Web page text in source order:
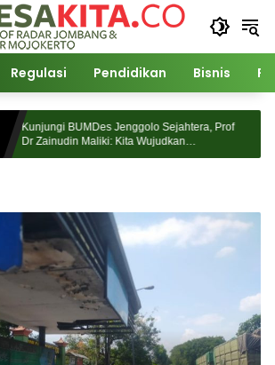
Regulasi Pendidikan Bisnis
Kunjungi BUMDes Jenggolo Sejahtera, Prof
Dr Zainudin Maliki: Kita Wujudkan
Kemandirian Ekonomi dengan Potensi Desa